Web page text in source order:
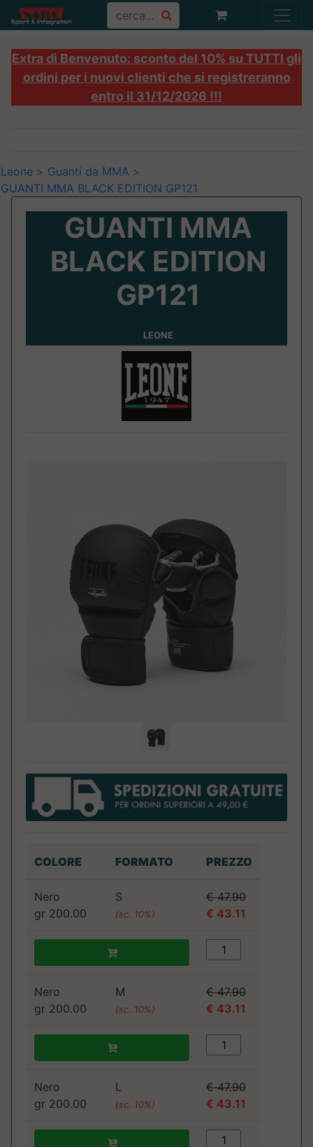
Extra di Benvenuto: sconto del 10% su TUTTI gli
ordini per i nuovi clienti che si registreranno
entro il 31/12/2026 !!!
Leone > Guanti da MMA >
GUANTI MMA BLACK EDITION GP121
GUANTI MMA
BLACK EDITION
GP121
LEONE
COLORE FORMATO PREZZO
Nero
gr 200.00
S
(sc. 10%)
€ 47.90
€ 43.11
Nero
gr 200.00
M
(sc. 10%)
€ 47.90
€ 43.11
Nero
gr 200.00
L
(sc. 10%)
€ 47.90
€ 43.11